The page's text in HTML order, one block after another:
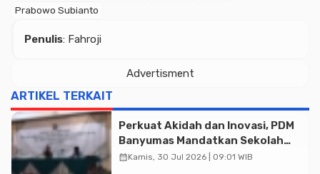
Prabowo Subianto
Penulis: Fahroji
Advertisment
ARTIKEL TERKAIT
Perkuat Akidah dan Inovasi, PDM
Banyumas Mandatkan Sekolah
Muhammadiyah Jadi Pilihan
calendar_monthKamis, 30 Jul 2026 | 09:01 WIB